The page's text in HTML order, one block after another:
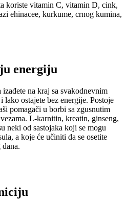
koriste vitamin C, vitamin D, cink,
ehinacee, kurkume, crnog kumina,
energiju
na kraj sa svakodnevnim
lako ostajete bez energije. Postoje
pomagači u borbi sa zgusnutim
L-karnitin, kreatin, ginseng,
neki od sastojaka koji se mogu
a koje će učiniti da se osetite